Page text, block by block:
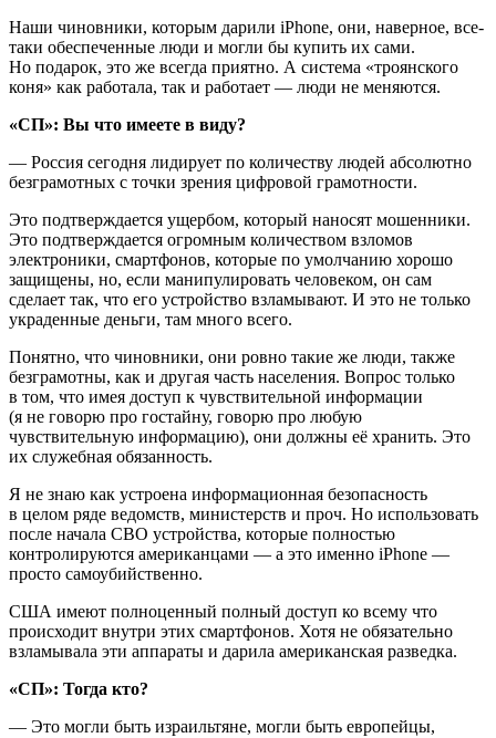
Наши чиновники, которым дарили iPhone, они, наверное, все-
таки обеспеченные люди и могли бы купить их сами.
Но подарок, это же всегда приятно. А система «троянского
коня» как работала, так и работает — люди не меняются.
«СП»: Вы что имеете в виду?
— Россия сегодня лидирует по количеству людей абсолютно
безграмотных с точки зрения цифровой грамотности.
Это подтверждается ущербом, который наносят мошенники.
Это подтверждается огромным количеством взломов
электроники, смартфонов, которые по умолчанию хорошо
защищены, но, если манипулировать человеком, он сам
сделает так, что его устройство взламывают. И это не только
украденные деньги, там много всего.
Понятно, что чиновники, они ровно такие же люди, также
безграмотны, как и другая часть населения. Вопрос только
в том, что имея доступ к чувствительной информации
(я не говорю про гостайну, говорю про любую
чувствительную информацию), они должны её хранить. Это
их служебная обязанность.
Я не знаю как устроена информационная безопасность
в целом ряде ведомств, министерств и проч. Но использовать
после начала СВО устройства, которые полностью
контролируются американцами — а это именно iPhone —
просто самоубийственно.
США имеют полноценный полный доступ ко всему что
происходит внутри этих смартфонов. Хотя не обязательно
взламывала эти аппараты и дарила американская разведка.
«СП»: Тогда кто?
— Это могли быть израильтяне, могли быть европейцы,